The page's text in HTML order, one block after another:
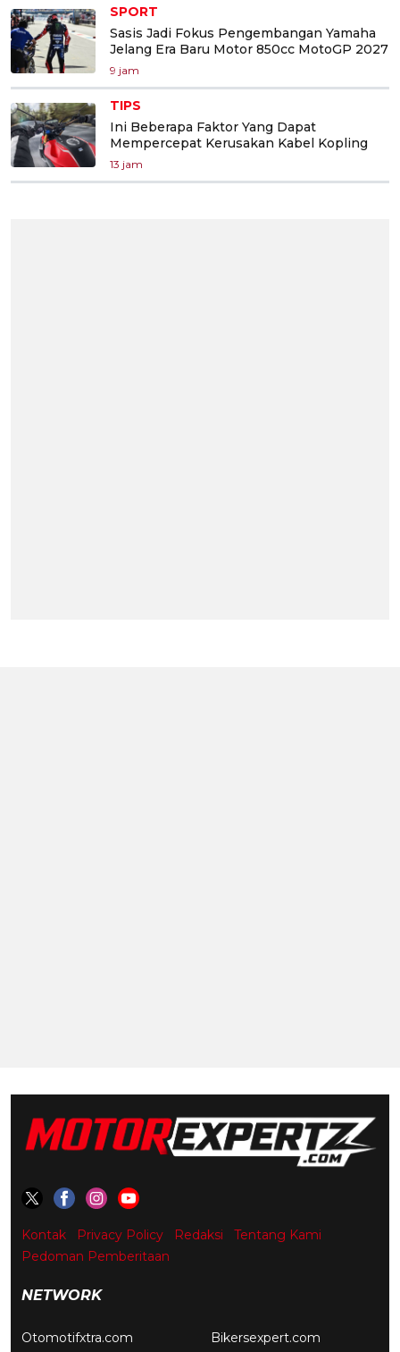
SPORT
Sasis Jadi Fokus Pengembangan Yamaha
Jelang Era Baru Motor 850cc MotoGP 2027
9 jam
TIPS
Ini Beberapa Faktor Yang Dapat
Mempercepat Kerusakan Kabel Kopling
13 jam
Kontak Privacy Policy Redaksi
Tentang Kami
Pedoman Pemberitaan
NETWORK
Otomotifxtra.com Bikersexpert.com